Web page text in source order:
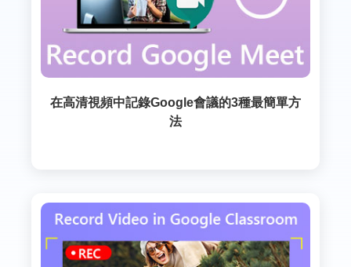
在高清視頻中記錄Google會議的3種最簡單方
法